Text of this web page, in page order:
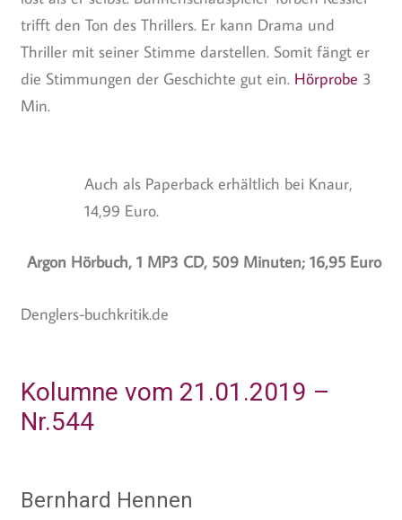
trifft den Ton des Thrillers. Er kann Drama und
Thriller mit seiner Stimme darstellen. Somit fängt er
die Stimmungen der Geschichte gut ein. Hörprobe 3
Min.
Auch als Paperback erhältlich bei Knaur,
14,99 Euro.
Argon Hörbuch, 1 MP3 CD, 509 Minuten; 16,95 Euro
Denglers-buchkritik.de
Kolumne vom 21.01.2019 –
Nr.544
Bernhard Hennen